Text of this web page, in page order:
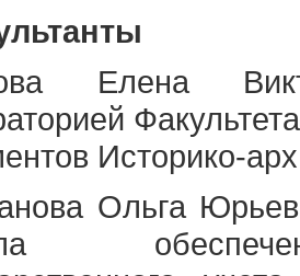
Елена
Историко-
Ольга